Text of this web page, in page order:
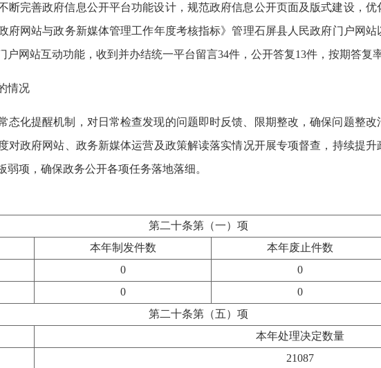
断完善政府信息公开平台功能设计，规范政府信息公开页面及版式建设，
府网站与政务新媒体管理工作年度考核指标》管理石屏县人民政府门户网
网站互动功能，收到并办结统一平台留言34件，公开答复13件，按期答复率
情况
态化提醒机制，对日常检查发现的问题即时反馈、限期整改，确保问题整
对政府网站、政务新媒体运营及政策解读落实情况开展专项督查，持续提
项，确保政务公开各项任务落地落细。
第二十条第（一）项
本年制发件数 本年废止件数
0 0
0 0
第二十条第（五）项
本年处理决定数量
21087